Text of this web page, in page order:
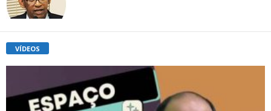
VÍDEOS